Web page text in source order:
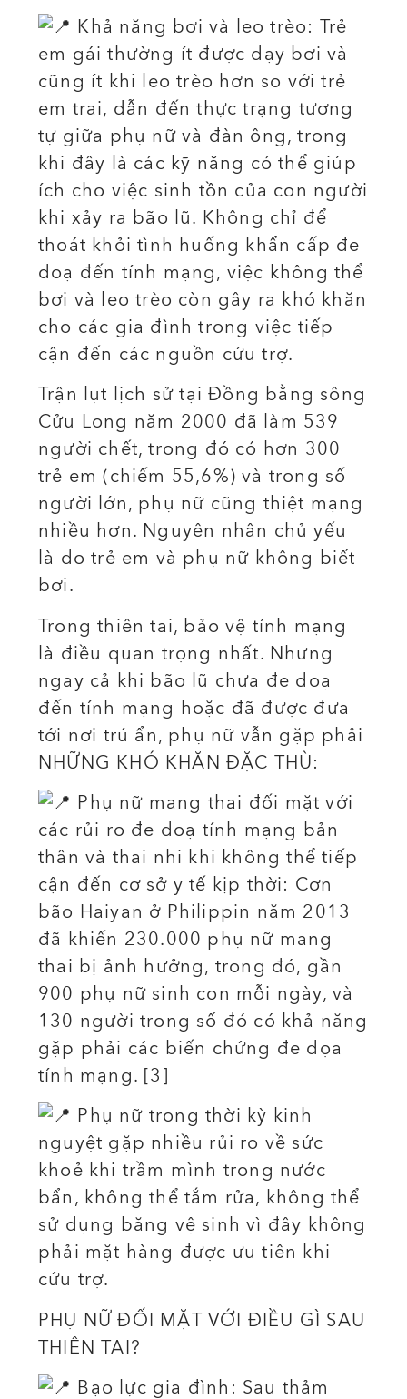
Khả năng bơi và leo trèo: Trẻ
em gái thường ít được dạy bơi và
cũng ít khi leo trèo hơn so với trẻ
em trai, dẫn đến thực trạng tương
tự giữa phụ nữ và đàn ông, trong
khi đây là các kỹ năng có thể giúp
ích cho việc sinh tồn của con người
khi xảy ra bão lũ. Không chỉ để
thoát khỏi tình huống khẩn cấp đe
doạ đến tính mạng, việc không thể
bơi và leo trèo còn gây ra khó khăn
cho các gia đình trong việc tiếp
cận đến các nguồn cứu trợ.
Trận lụt lịch sử tại Đồng bằng sông
Cửu Long năm 2000 đã làm 539
người chết, trong đó có hơn 300
trẻ em (chiếm 55,6%) và trong số
người lớn, phụ nữ cũng thiệt mạng
nhiều hơn. Nguyên nhân chủ yếu
là do trẻ em và phụ nữ không biết
bơi.
Trong thiên tai, bảo vệ tính mạng
là điều quan trọng nhất. Nhưng
ngay cả khi bão lũ chưa đe doạ
đến tính mạng hoặc đã được đưa
tới nơi trú ẩn, phụ nữ vẫn gặp phải
NHỮNG KHÓ KHĂN ĐẶC THÙ:
Phụ nữ mang thai đối mặt với
các rủi ro đe doạ tính mạng bản
thân và thai nhi khi không thể tiếp
cận đến cơ sở y tế kịp thời: Cơn
bão Haiyan ở Philippin năm 2013
đã khiến 230.000 phụ nữ mang
thai bị ảnh hưởng, trong đó, gần
900 phụ nữ sinh con mỗi ngày, và
130 người trong số đó có khả năng
gặp phải các biến chứng đe dọa
tính mạng. [3]
Phụ nữ trong thời kỳ kinh
nguyệt gặp nhiều rủi ro về sức
khoẻ khi trầm mình trong nước
bẩn, không thể tắm rửa, không thể
sử dụng băng vệ sinh vì đây không
phải mặt hàng được ưu tiên khi
cứu trợ.
PHỤ NỮ ĐỐI MẶT VỚI ĐIỀU GÌ SAU
THIÊN TAI?
Bạo lực gia đình: Sau thảm